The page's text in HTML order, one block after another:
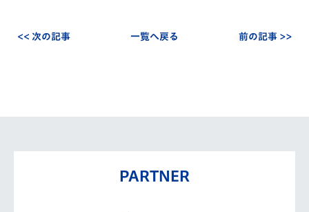
<< 次の記事 一覧へ戻る 前の記事 >>
PARTNER